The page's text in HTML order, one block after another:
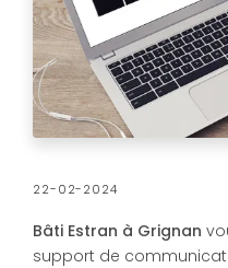
22-02-2024
Bâti Estran à Grignan
support de